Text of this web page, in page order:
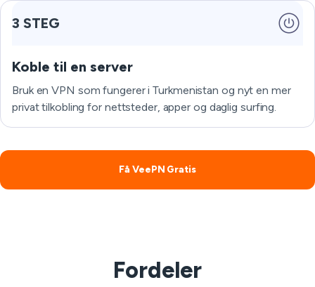
3 STEG
Koble til en server
Bruk en VPN som fungerer i Turkmenistan og nyt en mer
privat tilkobling for nettsteder, apper og daglig surfing.
Få VeePN Gratis
Fordeler